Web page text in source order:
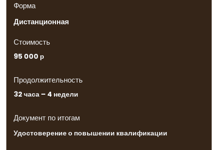
Форма
Дистанционная
Стоимость
95 000 р
Продолжительность
32 часа – 4 недели
Документ по итогам
Удостоверение о повышении квалификации